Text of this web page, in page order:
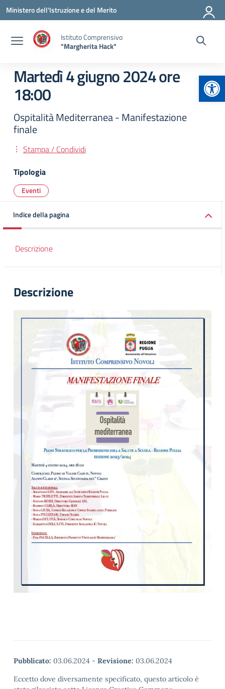
Vai ai contenuti
Vai al menu di navigazione
Vai al footer
Ministero dell'Istruzione e del Merito
Istituto Comprensivo
"Margherita Hack"
Martedì 4 giugno 2024 ore
18:00
Ospitalità Mediterranea - Manifestazione
finale
Stampa / Condividi
Tipologia
Eventi
Indice della pagina
Descrizione
Descrizione
Pubblicato: 03.06.2024 - Revisione: 03.06.2024
Eccetto dove diversamente specificato, questo articolo è